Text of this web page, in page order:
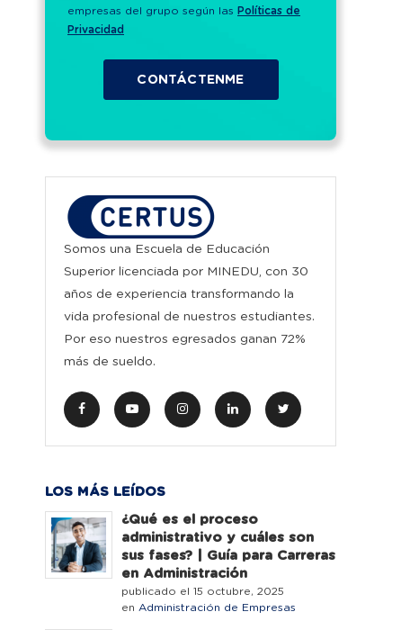
empresas del grupo según las Políticas de
Privacidad
Somos una Escuela de Educación
Superior licenciada por MINEDU, con 30
años de experiencia transformando la
vida profesional de nuestros estudiantes.
Por eso nuestros egresados ganan 72%
más de sueldo.
LOS MÁS LEÍDOS
¿Qué es el proceso
administrativo y cuáles son
sus fases? | Guía para Carreras
en Administración
publicado el 15 octubre, 2025
en Administración de Empresas